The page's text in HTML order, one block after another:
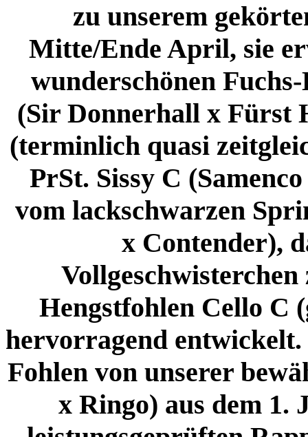
zu unserem
Mitte/Ende April, sie
wunderschönen
(Sir Donnerhall x Fürst
(terminlich quasi
PrSt. Sissy C
vom lackschwarzen
x Contender),
Hengstfohlen Cello C
hervorragend
Fohlen von unserer
x Ringo) aus dem 1.